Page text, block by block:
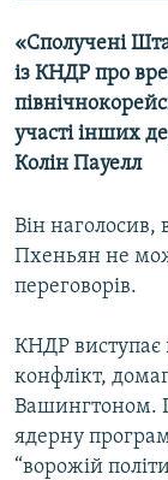
СПЕЦПРОЄКТИ
ПОДКАСТИ
КРИМ РЕАЛІЇ
УКР
КТАТ
ДОЛУЧАЙСЯ!
«Сполучені
із КНДР про
участі інших
Колін Пауелл
Він наголосив,
Пхеньян не
переговорів.
КНДР виступає
конфлікт,
Вашингтоном.
ядерну
“ворожій